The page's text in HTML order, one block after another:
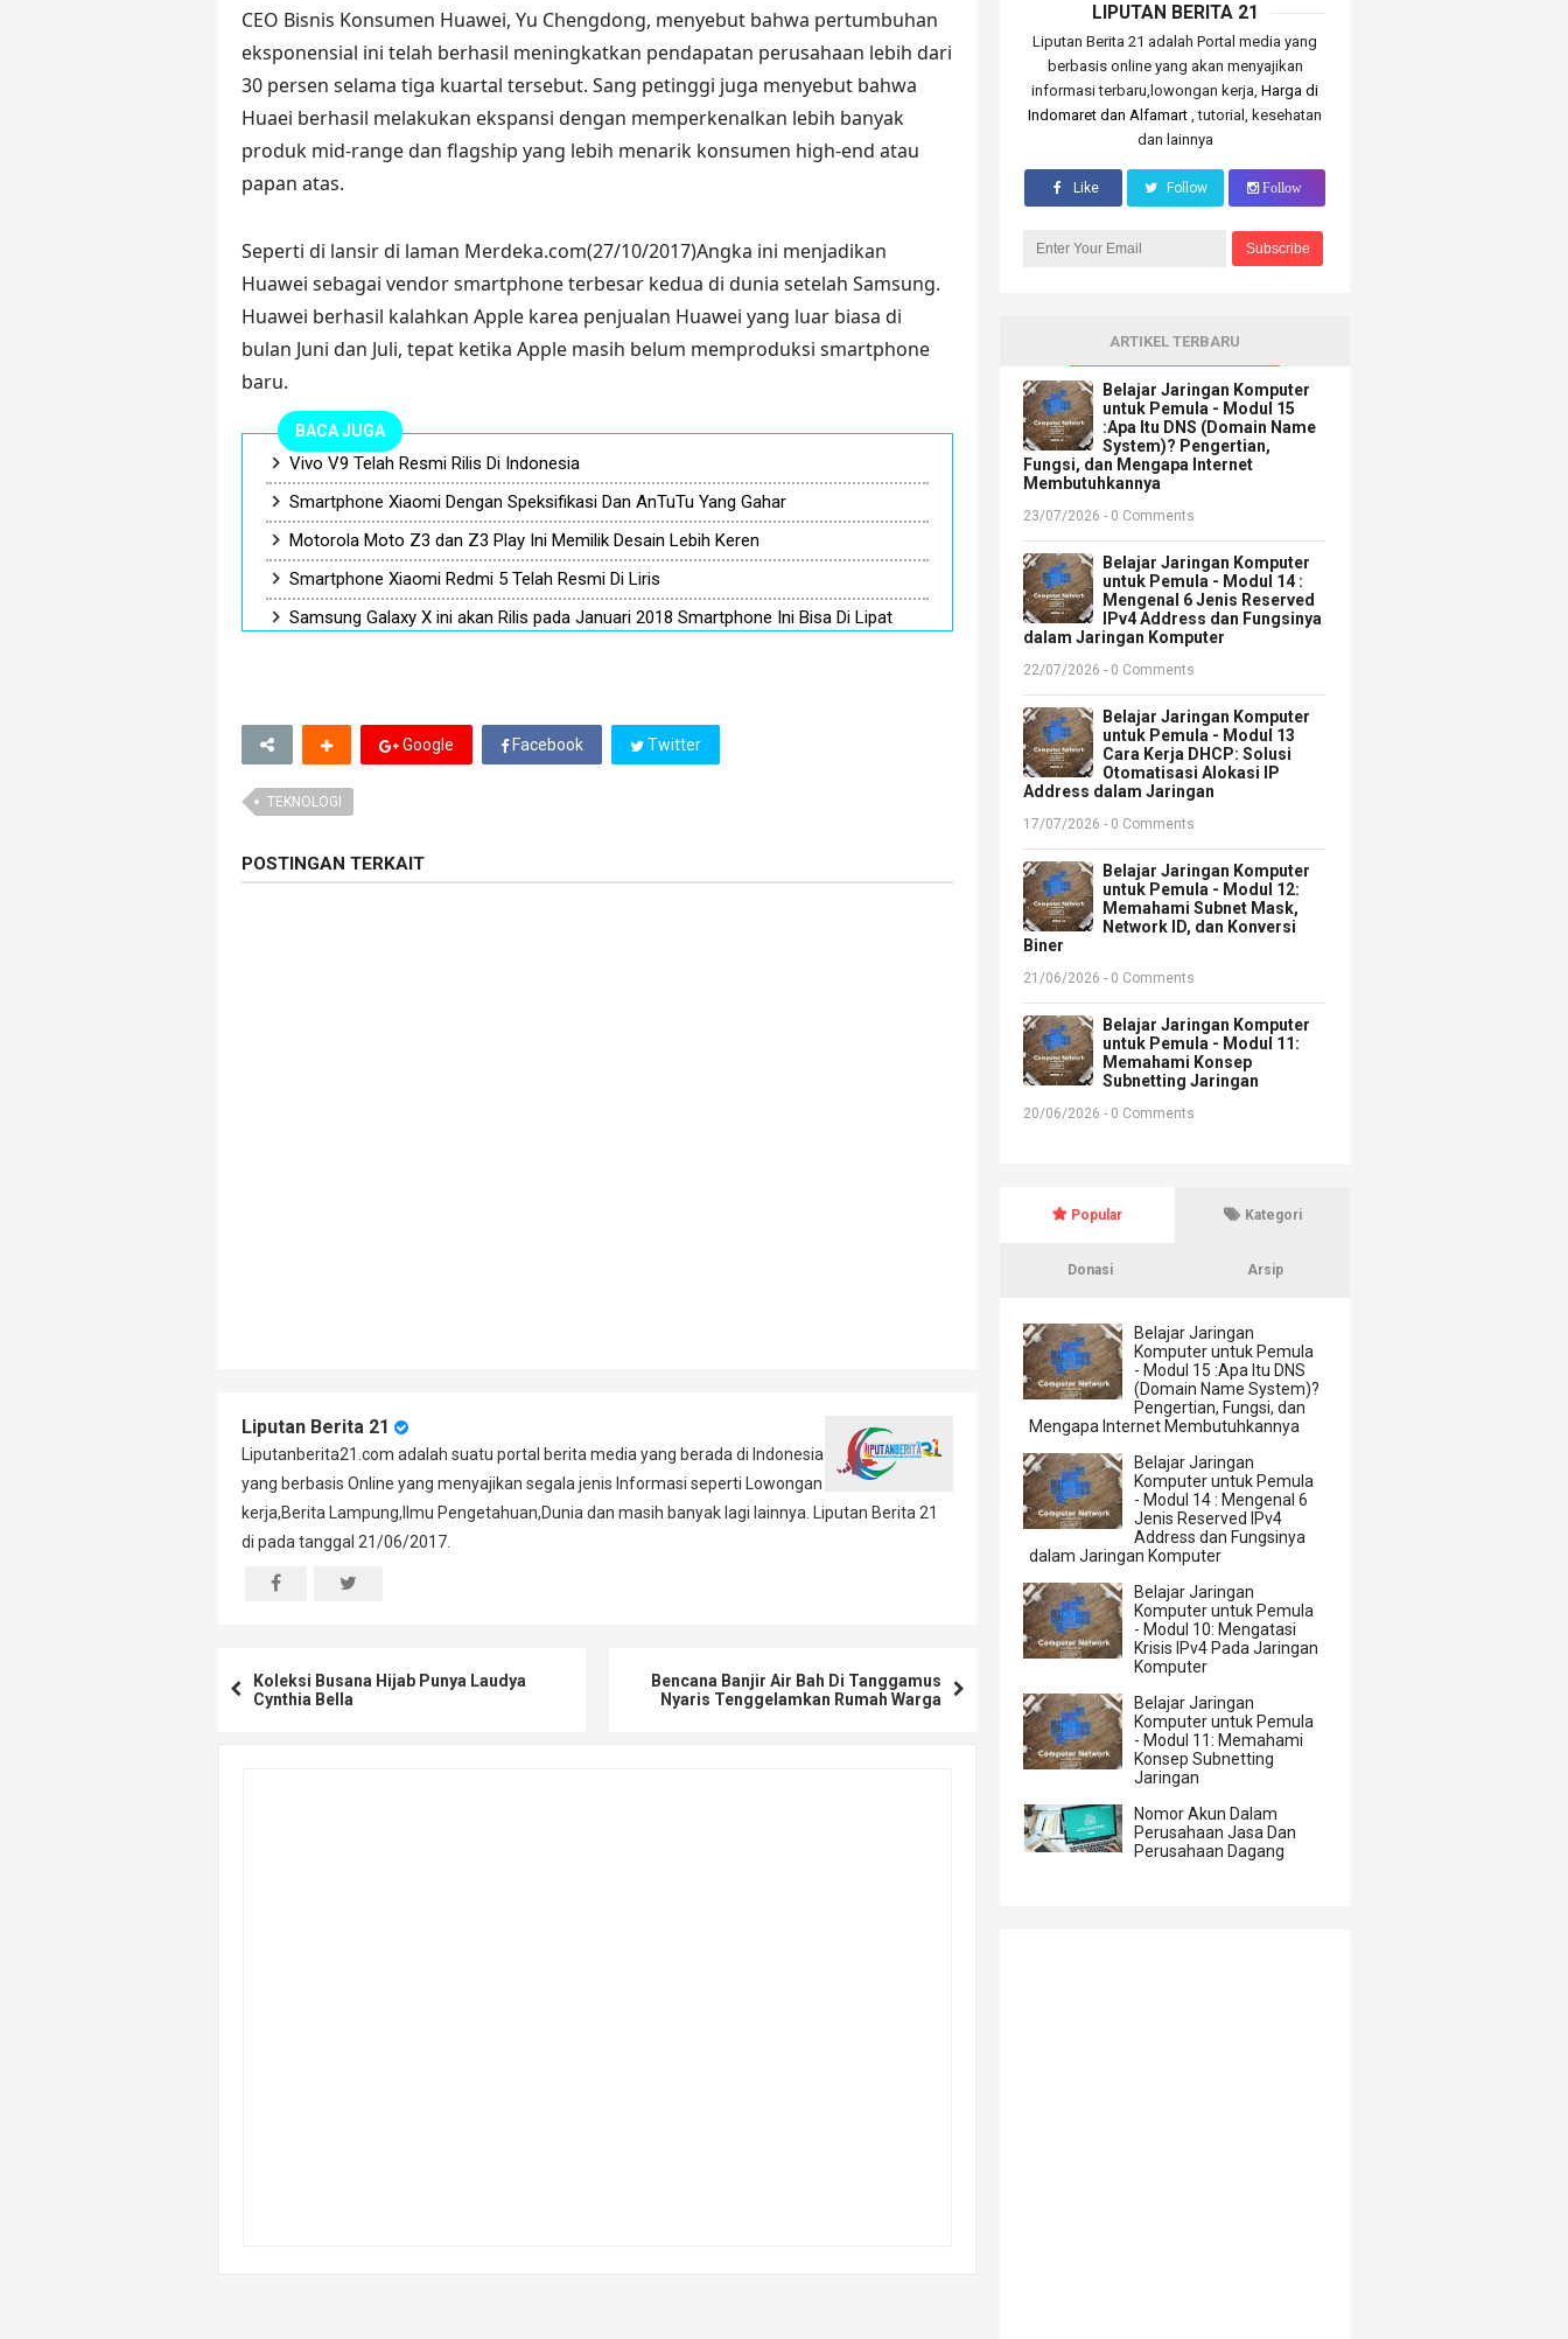
CEO Bisnis Konsumen Huawei, Yu Chengdong, menyebut bahwa pertumbuhan
eksponensial ini telah berhasil meningkatkan pendapatan perusahaan lebih dari
30 persen selama tiga kuartal tersebut. Sang petinggi juga menyebut bahwa
Huaei berhasil melakukan ekspansi dengan memperkenalkan lebih banyak
produk mid-range dan flagship yang lebih menarik konsumen high-end atau
papan atas.
Seperti di lansir di laman Merdeka.com(27/10/2017)Angka ini menjadikan
Huawei sebagai vendor smartphone terbesar kedua di dunia setelah Samsung.
Huawei berhasil kalahkan Apple karea penjualan Huawei yang luar biasa di
bulan Juni dan Juli, tepat ketika Apple masih belum memproduksi smartphone
baru.
BACA JUGA
Vivo V9 Telah Resmi Rilis Di Indonesia
Smartphone Xiaomi Dengan Speksifikasi Dan AnTuTu Yang Gahar
Motorola Moto Z3 dan Z3 Play Ini Memilik Desain Lebih Keren
Smartphone Xiaomi Redmi 5 Telah Resmi Di Liris
Samsung Galaxy X ini akan Rilis pada Januari 2018 Smartphone Ini Bisa Di Lipat
Google Facebook Twitter
TEKNOLOGI
POSTINGAN TERKAIT
Liputan Berita 21
Liputanberita21.com adalah suatu portal berita media yang berada di Indonesia
yang berbasis Online yang menyajikan segala jenis Informasi seperti Lowongan
kerja,Berita Lampung,Ilmu Pengetahuan,Dunia dan masih banyak lagi lainnya. Liputan Berita 21
di pada tanggal 21/06/2017.
Koleksi Busana Hijab Punya Laudya
Cynthia Bella
Bencana Banjir Air Bah Di Tanggamus
Nyaris Tenggelamkan Rumah Warga
LIPUTAN BERITA 21
Liputan Berita 21 adalah Portal media yang
berbasis online yang akan menyajikan
informasi terbaru,lowongan kerja,Harga di
Indomaret dan Alfamart , tutorial, kesehatan
dan lainnya
Like Follow Follow
ARTIKEL TERBARU
Belajar Jaringan Komputer
untuk Pemula - Modul 15
:Apa Itu DNS (Domain Name
System)? Pengertian,
Fungsi, dan Mengapa Internet
Membutuhkannya
23/07/2026 - 0 Comments
Belajar Jaringan Komputer
untuk Pemula - Modul 14 :
Mengenal 6 Jenis Reserved
IPv4 Address dan Fungsinya
dalam Jaringan Komputer
22/07/2026 - 0 Comments
Belajar Jaringan Komputer
untuk Pemula - Modul 13
Cara Kerja DHCP: Solusi
Otomatisasi Alokasi IP
Address dalam Jaringan
17/07/2026 - 0 Comments
Belajar Jaringan Komputer
untuk Pemula - Modul 12:
Memahami Subnet Mask,
Network ID, dan Konversi
Biner
21/06/2026 - 0 Comments
Belajar Jaringan Komputer
untuk Pemula - Modul 11:
Memahami Konsep
Subnetting Jaringan
20/06/2026 - 0 Comments
Popular Kategori
Donasi Arsip
Belajar Jaringan
Komputer untuk Pemula
- Modul 15 :Apa Itu DNS
(Domain Name System)?
Pengertian, Fungsi, dan
Mengapa Internet Membutuhkannya
Belajar Jaringan
Komputer untuk Pemula
- Modul 14 : Mengenal 6
Jenis Reserved IPv4
Address dan Fungsinya
dalam Jaringan Komputer
Belajar Jaringan
Komputer untuk Pemula
- Modul 10: Mengatasi
Krisis IPv4 Pada Jaringan
Komputer
Belajar Jaringan
Komputer untuk Pemula
- Modul 11: Memahami
Konsep Subnetting
Jaringan
Nomor Akun Dalam
Perusahaan Jasa Dan
Perusahaan Dagang